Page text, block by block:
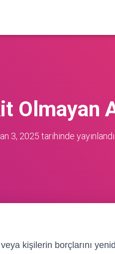
Olmayan
3, 2025 tarihinde yayınlandı
kişilerin borçlarını